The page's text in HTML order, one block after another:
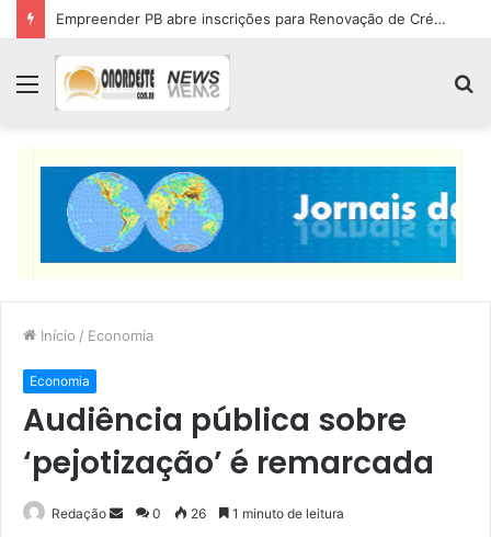
Empreender PB abre inscrições para Renovação de Crédito
Menu
Início / Economia
Economia
Audiência pública sobre
‘pejotização’ é remarcada
Redação
Mande
0 26 1 minuto de leitura